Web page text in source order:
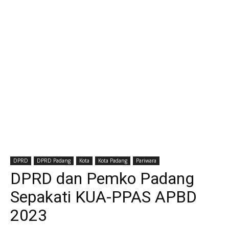
DPRD DPRD Padang Kota Kota Padang Pariwara
DPRD dan Pemko Padang
Sepakati KUA-PPAS APBD
2023